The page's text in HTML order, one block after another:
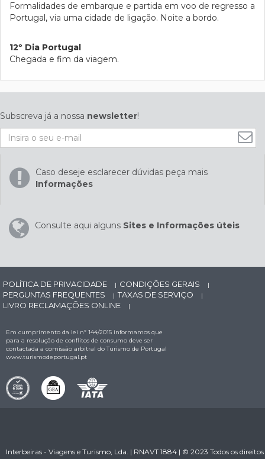
Formalidades de embarque e partida em voo de regresso a
Portugal, via uma cidade de ligação. Noite a bordo.
12º Dia Portugal
Chegada e fim da viagem.
Subscreva já a nossa newsletter!
Caso deseje esclarecer dúvidas peça mais
Informações
Consulte aqui alguns Sites e Informações úteis
POLÍTICA DE PRIVACIDADE | CONDIÇÕES GERAIS |
PERGUNTAS FREQUENTES | TAXAS DE SERVIÇO |
LIVRO RECLAMAÇÕES ONLINE |
Em cumprimento da lei nº 144/2015 informamos que
para a resolução de conflitos de consumo deve ser
contactada a comissão arbitral do Turismo de Portugal
www.turismodeportugal.pt
Interbeiras - Viagens e Turismo, Lda. | RNAVT 1884 | © 2023 Todos os direitos